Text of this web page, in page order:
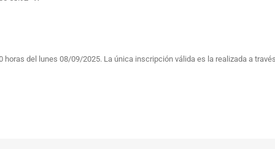
del lunes 08/09/2025. La única inscripción válida es la realizada a